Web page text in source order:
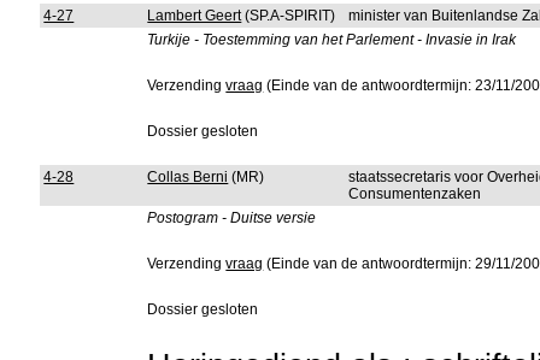
4-27 Lambert Geert(SP.A-SPIRIT)
minister van Buitenlandse
Turkije - Toestemming van het Parlement - Invasie in Irak
Verzendingvraag (Einde van de antwoordtermijn: 23/11/
Dossier gesloten
4-28 Collas Berni (MR)
staatssecretaris voor
Consumentenzaken
Postogram - Duitse versie
Verzendingvraag (Einde van de antwoordtermijn: 29/11/
Dossier gesloten